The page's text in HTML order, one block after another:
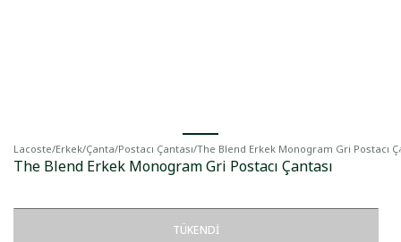
Lacoste/Erkek/Çanta/Postacı Çantası/The Blend Erkek Monogram Gri Postacı
The Blend Erkek Monogram Gri Postacı Çantası
TÜKENDI